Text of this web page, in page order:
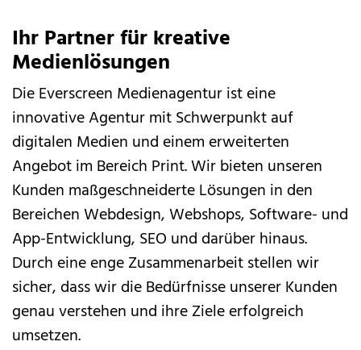
Ihr Partner für kreative
Medienlösungen
Die Everscreen Medienagentur ist eine
innovative Agentur mit Schwerpunkt auf
digitalen Medien und einem erweiterten
Angebot im Bereich Print. Wir bieten unseren
Kunden maßgeschneiderte Lösungen in den
Bereichen Webdesign, Webshops, Software- und
App-Entwicklung, SEO und darüber hinaus.
Durch eine enge Zusammenarbeit stellen wir
sicher, dass wir die Bedürfnisse unserer Kunden
genau verstehen und ihre Ziele erfolgreich
umsetzen.